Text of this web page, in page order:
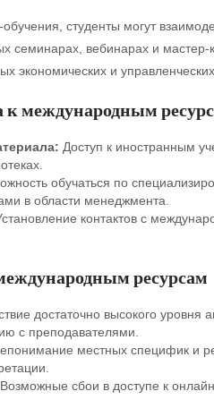
студенты могут
семинарах, вебинарах и
экономических и
к международным
Доступ к иностранным
обучаться по
в области менеджмента.
контактов с
ресурсам
достаточно высокого уровня
с преподавателями.
местных специфик и
Возможные сбои в доступе к